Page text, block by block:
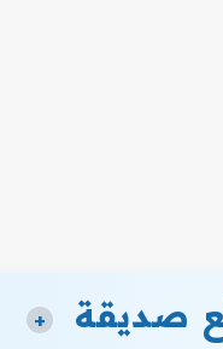
صديقة +